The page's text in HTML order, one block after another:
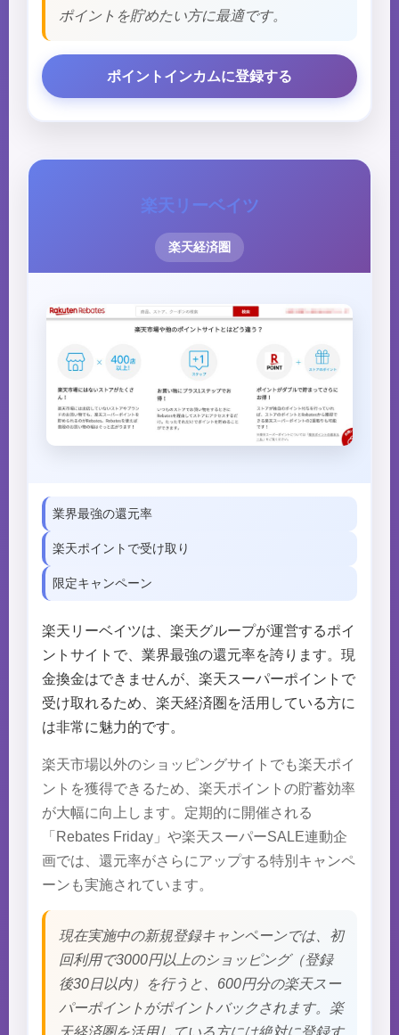
ポイントを貯めたい方に最適です。
ポイントインカムに登録する
楽天リーベイツ
楽天経済圏
業界最強の還元率
楽天ポイントで受け取り
限定キャンペーン
楽天リーベイツは、楽天グループが運営するポイ
ントサイトで、業界最強の還元率を誇ります。現
金換金はできませんが、楽天スーパーポイントで
受け取れるため、楽天経済圏を活用している方に
は非常に魅力的です。
楽天市場以外のショッピングサイトでも楽天ポイ
ントを獲得できるため、楽天ポイントの貯蓄効率
が大幅に向上します。定期的に開催される
「Rebates Friday」や楽天スーパーSALE連動企
画では、還元率がさらにアップする特別キャンペ
ーンも実施されています。
現在実施中の新規登録キャンペーンでは、初
回利用で3000円以上のショッピング（登録
後30日以内）を行うと、600円分の楽天スー
パーポイントがポイントバックされます。楽
天経済圏を活用している方には絶対に登録す